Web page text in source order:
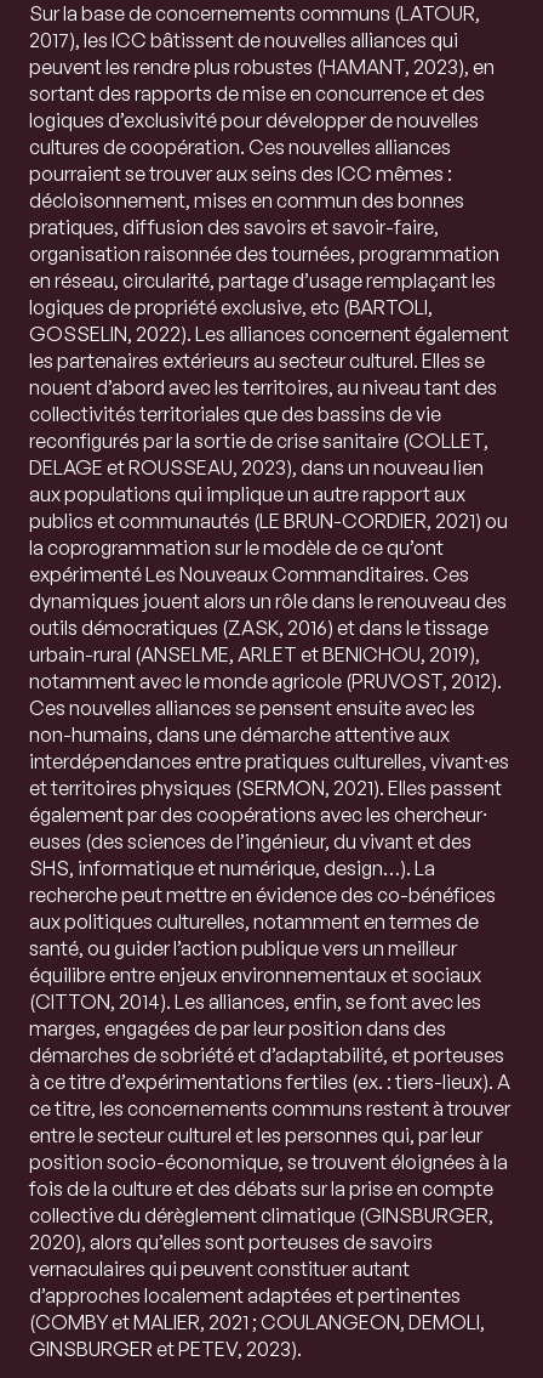
Sur la base de concernements communs (LATOUR,
2017), les ICC bâtissent de nouvelles alliances qui
peuvent les rendre plus robustes (HAMANT, 2023), en
sortant des rapports de mise en concurrence et des
logiques d’exclusivité pour développer de nouvelles
cultures de coopération. Ces nouvelles alliances
pourraient se trouver aux seins des ICC mêmes :
décloisonnement, mises en commun des bonnes
pratiques, diffusion des savoirs et savoir-faire,
organisation raisonnée des tournées, programmation
en réseau, circularité, partage d’usage remplaçant les
logiques de propriété exclusive, etc (BARTOLI,
GOSSELIN, 2022). Les alliances concernent également
les partenaires extérieurs au secteur culturel. Elles se
nouent d’abord avec les territoires, au niveau tant des
collectivités territoriales que des bassins de vie
reconfigurés par la sortie de crise sanitaire (COLLET,
DELAGE et ROUSSEAU, 2023), dans un nouveau lien
aux populations qui implique un autre rapport aux
publics et communautés (LE BRUN-CORDIER, 2021) ou
la coprogrammation sur le modèle de ce qu’ont
expérimenté Les Nouveaux Commanditaires. Ces
dynamiques jouent alors un rôle dans le renouveau des
outils démocratiques (ZASK, 2016) et dans le tissage
urbain-rural (ANSELME, ARLET et BENICHOU, 2019),
notamment avec le monde agricole (PRUVOST, 2012).
Ces nouvelles alliances se pensent ensuite avec les
non-humains, dans une démarche attentive aux
interdépendances entre pratiques culturelles, vivant⸱es
et territoires physiques (SERMON, 2021). Elles passent
également par des coopérations avec les chercheur⸱
euses (des sciences de l’ingénieur, du vivant et des
SHS, informatique et numérique, design…). La
recherche peut mettre en évidence des co-bénéfices
aux politiques culturelles, notamment en termes de
santé, ou guider l’action publique vers un meilleur
équilibre entre enjeux environnementaux et sociaux
(CITTON, 2014). Les alliances, enfin, se font avec les
marges, engagées de par leur position dans des
démarches de sobriété et d’adaptabilité, et porteuses
à ce titre d’expérimentations fertiles (ex. : tiers-lieux). A
ce titre, les concernements communs restent à trouver
entre le secteur culturel et les personnes qui, par leur
position socio-économique, se trouvent éloignées à la
fois de la culture et des débats sur la prise en compte
collective du dérèglement climatique (GINSBURGER,
2020), alors qu’elles sont porteuses de savoirs
vernaculaires qui peuvent constituer autant
d’approches localement adaptées et pertinentes
(COMBY et MALIER, 2021 ; COULANGEON, DEMOLI,
GINSBURGER et PETEV, 2023).